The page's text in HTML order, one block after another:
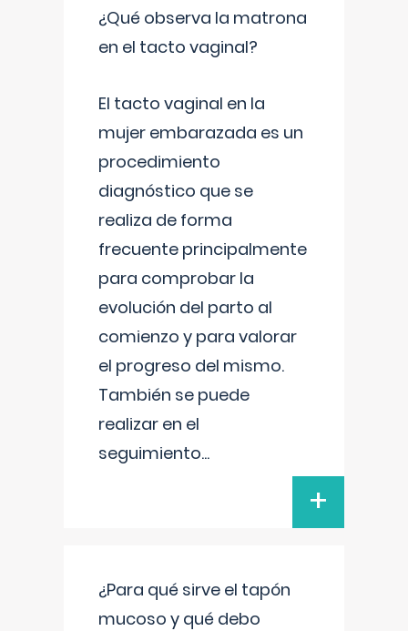
¿Qué observa la matrona
en el tacto vaginal?
El tacto vaginal en la
mujer embarazada es un
procedimiento
diagnóstico que se
realiza de forma
frecuente principalmente
para comprobar la
evolución del parto al
comienzo y para valorar
el progreso del mismo.
También se puede
realizar en el
seguimiento...
+
¿Para qué sirve el tapón
mucoso y qué debo